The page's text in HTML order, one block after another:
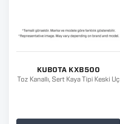
KUBOTA KXB500
Toz Kanallı, Sert Kaya Tipi Keski Uç